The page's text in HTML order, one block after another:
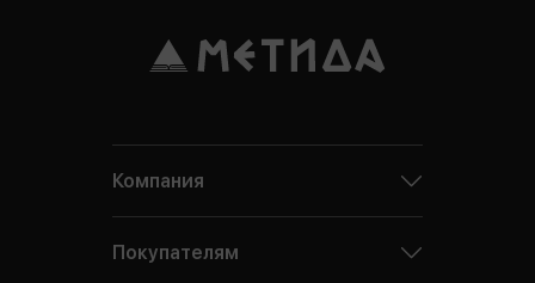
Компания
Покупателям